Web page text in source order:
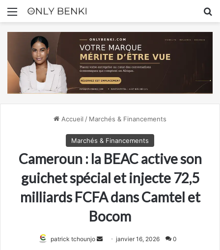
Menu
Accueil / Marchés & Financements
Marchés & Financements
Cameroun : la BEAC active son
guichet spécial et injecte 72,5
milliards FCFA dans Camtel et
Bocom
patrick tchounjo
Envoyerjanvier 16, 2026 0